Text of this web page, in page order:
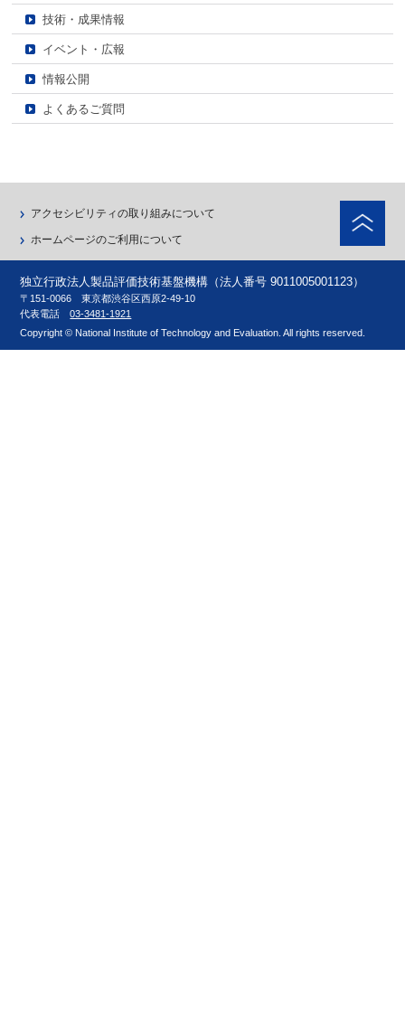
技術・成果情報
イベント・広報
情報公開
よくあるご質問
アクセシビリティの取り組みについて
ホームページのご利用について
独立行政法人製品評価技術基盤機構（法人番号 9011005001123）
〒151-0066 東京都渋谷区西原2-49-10
代表電話03-3481-1921
Copyright © National Institute of Technology and Evaluation. All rights reserved.